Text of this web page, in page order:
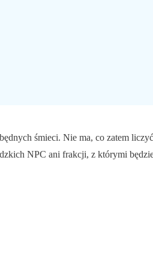
śmieci. Nie ma, co zatem
NPC ani frakcji, z którymi